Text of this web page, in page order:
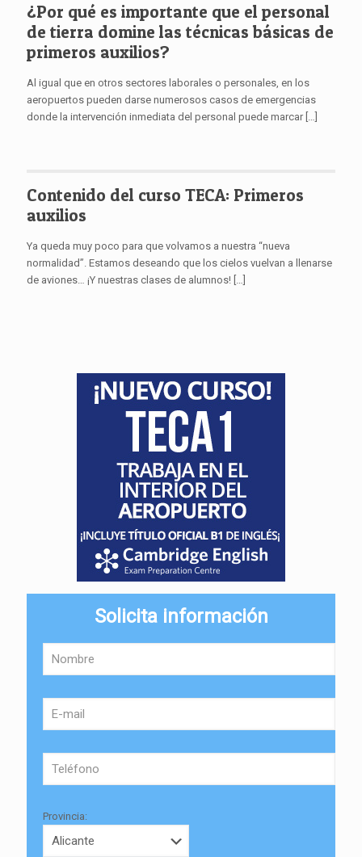
¿Por qué es importante que el personal
de tierra domine las técnicas básicas de
primeros auxilios?
Al igual que en otros sectores laborales o personales, en los
aeropuertos pueden darse numerosos casos de emergencias
donde la intervención inmediata del personal puede marcar[…]
Contenido del curso TECA: Primeros
auxilios
Ya queda muy poco para que volvamos a nuestra “nueva
normalidad”. Estamos deseando que los cielos vuelvan a llenarse
de aviones… ¡Y nuestras clases de alumnos!
Solicita información
Provincia: